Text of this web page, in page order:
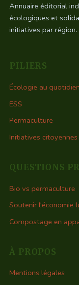
Annuaire éditorial
écologiques et
initiatives par région.
PILIERS
Écologie au quotidien
ESS
Permaculture
Initiatives citoyennes
QUESTIONS
Bio vs permaculture
Soutenir l'économie
Compostage en
À PROPOS
Mentions légales